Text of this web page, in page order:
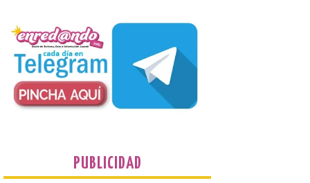
8 Ago 2026
La información en la web
del Ayuntamiento sobre
este evento es del año
2022 y la de su página de
turismo de 2025 La firme
apuesta cultural que en las últimas
Villadangos recrea la
PUBLICIDAD